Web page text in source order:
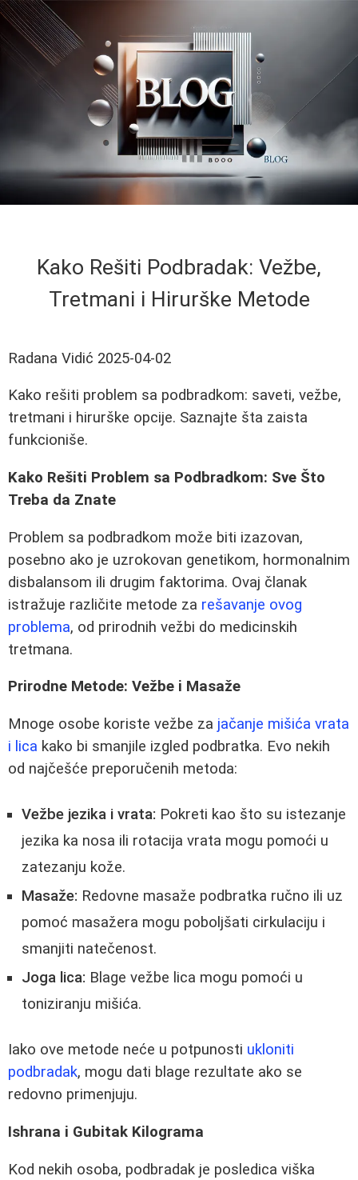
Kako Rešiti Podbradak: Vežbe,
Tretmani i Hirurške Metode
Radana Vidić 2025-04-02
Kako rešiti problem sa podbradkom: saveti, vežbe,
tretmani i hirurške opcije. Saznajte šta zaista
funkcioniše.
Kako Rešiti Problem sa Podbradkom: Sve Što
Treba da Znate
Problem sa podbradkom može biti izazovan,
posebno ako je uzrokovan genetikom, hormonalnim
disbalansom ili drugim faktorima. Ovaj članak
istražuje različite metode za rešavanje ovog
problema, od prirodnih vežbi do medicinskih
tretmana.
Prirodne Metode: Vežbe i Masaže
Mnoge osobe koriste vežbe za jačanje mišića vrata
i lica kako bi smanjile izgled podbratka. Evo nekih
od najčešće preporučenih metoda:
Vežbe jezika i vrata: Pokreti kao što su istezanje
jezika ka nosa ili rotacija vrata mogu pomoći u
zatezanju kože.
Masaže: Redovne masaže podbratka ručno ili uz
pomoć masažera mogu poboljšati cirkulaciju i
smanjiti natečenost.
Joga lica: Blage vežbe lica mogu pomoći u
toniziranju mišića.
Iako ove metode neće u potpunosti ukloniti
podbradak, mogu dati blage rezultate ako se
redovno primenjuju.
Ishrana i Gubitak Kilograma
Kod nekih osoba, podbradak je posledica viška